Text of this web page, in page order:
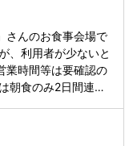
さんのお食事会場で
業時間等は要確認の
味しかった。 デザ
でした。シークワ